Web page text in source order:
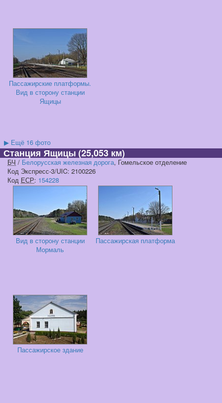
Пассажирские платформы.
Вид в сторону станции
Ящицы
▶ Ещё 16 фото
Станция Ящицы(25,053 км)
БЧ / Белорусская железная дорога, Гомельское отделение
Код Экспресс-3/UIC: 2100226
Код ЕСР: 154228
Вид в сторону станции
Мормаль
Пассажирская платформа
Пассажирское здание